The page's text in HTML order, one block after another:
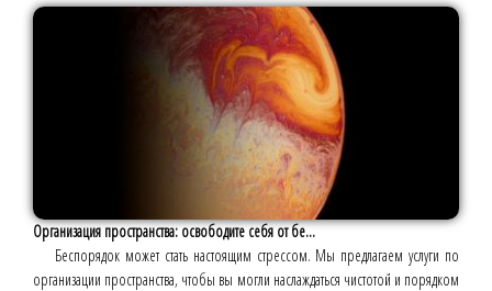
Организация пространства: освободите себя от бе...
Беспорядок может стать настоящим стрессом. Мы предлагаем услуги по
организации пространства, чтобы вы могли наслаждаться чистотой и порядком